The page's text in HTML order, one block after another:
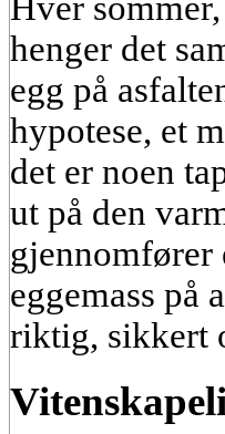
henger det
egg på
hypotese, et
det er noen
ut på den
gjennomfører
eggemass på
riktig, sikkert